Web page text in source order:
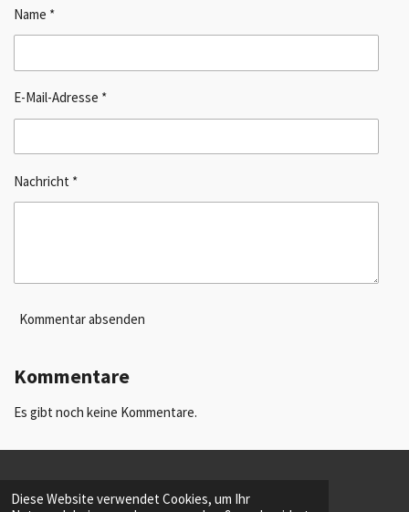
Diese Website verwendet Cookies, um Ihr
Name *
E-Mail-Adresse *
Nachricht *
Kommentar absenden
Kommentare
Es gibt noch keine Kommentare.
© 2023 - 2026 JOY IN BELIEF